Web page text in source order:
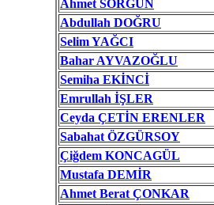
Ahmet SORGUN
Abdullah DOĞRU
Selim YAĞCI
Bahar AYVAZOĞLU
Semiha EKİNCİ
Emrullah İŞLER
Ceyda ÇETİN ERENLER
Sabahat ÖZGÜRSOY
Çiğdem KONCAGÜL
Mustafa DEMİR
Ahmet Berat ÇONKAR